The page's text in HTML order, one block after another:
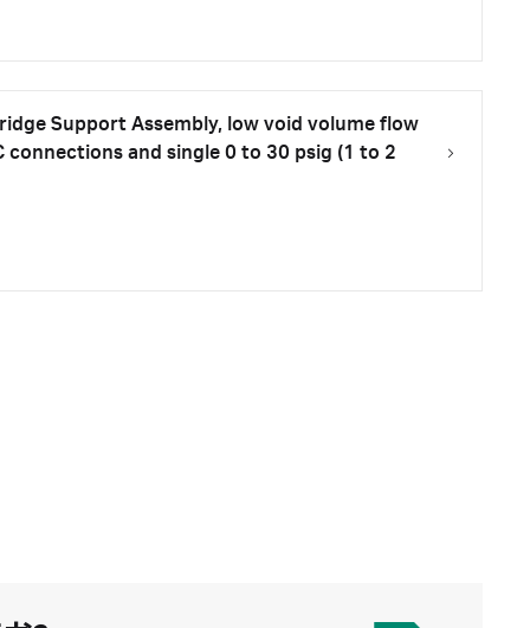
Support Assembly, low void volume flow
connections and single 0 to 30 psig (1 to 2